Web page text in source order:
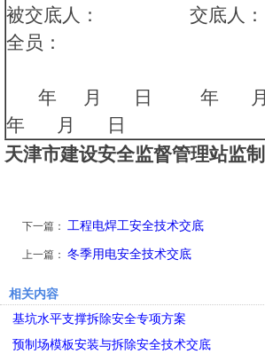
被交底人：
交底人：
全员：
年 月 日 年 月
年
月
日
天津市建设安全监督管理站监制
下一篇： 工程电焊工安全技术交底
上一篇： 冬季用电安全技术交底
相关内容
基坑水平支撑拆除安全专项方案
预制场模板安装与拆除安全技术交底